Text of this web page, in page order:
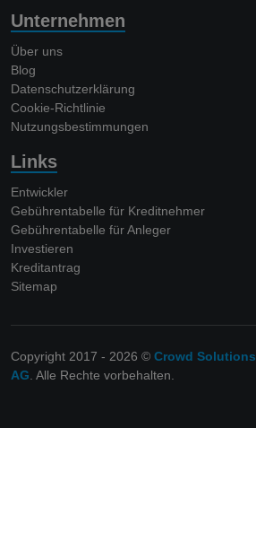
Unternehmen
Über uns
Blog
Datenschutzerklärung
Cookie-Richtlinie
Nutzungsbestimmungen
Links
Entwickler
Gebührentabelle für Kreditnehmer
Gebührentabelle für Anleger
Investieren
Kreditantrag
Sitemap
Copyright 2017 - 2026 © Crowd Solutions
AG. Alle Rechte vorbehalten.